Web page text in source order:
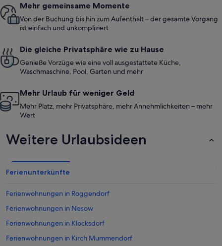
Mehr gemeinsame Momente
Von der Buchung bis hin zum Aufenthalt – der gesamte Vorgang
ist einfach und unkompliziert
Die gleiche Privatsphäre wie zu Hause
Genieße Vorzüge wie eine voll ausgestattete Küche,
Waschmaschine, Pool, Garten und mehr
Mehr Urlaub für weniger Geld
Mehr Platz, mehr Privatsphäre, mehr Annehmlichkeiten – mehr
Wert
Weitere Urlaubsideen
Ferienunterkünfte
Ferienwohnungen in Roggendorf
Ferienwohnungen in Nesow
Ferienwohnungen in Klocksdorf
Ferienwohnungen in Kirch Mummendorf